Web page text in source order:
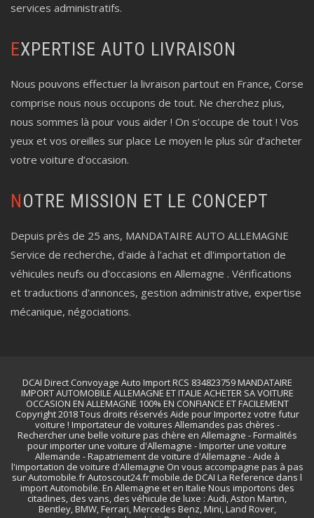
services administratifs.
EXPERTISE AUTO LIVRAISON
Nous pouvons effectuer la livraison partout en France, Corse
comprise nous nous occupons de tout. Ne cherchez plus,
nous sommes là pour vous aider ! On s’occupe de tout ! Vos
yeux et vos oreilles sur place Le moyen le plus sûr d’acheter
votre voiture d’occasion.
NOTRE MISSION ET LE CONCEPT
Depuis près de 25 ans, MANDATAIRE AUTO ALLEMAGNE
Service de recherche, d'aide à l'achat et dl'importation de
véhicules neufs ou d'occasions en Allemagne . Vérifications
et traductions d'annonces, gestion administrative, expertise
mécanique, négociations.
DCAI Direct Convoyage Auto Import RCS 834823759 MANDATAIRE
IMPORT AUTOMOBILE ALLEMAGNE ET ITALIE ACHETER SA VOITURE
OCCASION EN ALLEMAGNE 100% EN CONFIANCE ET FACILEMENT
Copyright 2018 Tous droits réservés Aide pour Importez votre futur
voiture ! Importateur de voitures Allemandes pas chères -
Rechercher une belle voiture pas chère en Allemagne - Formalités
pour importer une voiture d'Allemagne - Importer une voiture
Allemande - Rapatriement de voiture d'Allemagne - Aide à
l'importation de voiture d'Allemagne On vous accompagne pas à pas
sur Automobile.fr Autoscout24.fr mobile.de DCAI La Reference dans l
import Automobile. En Allemagne et en Italie Nous importons des
citadines, des vans, des véhicule de luxe : Audi, Aston Martin,
Bentley, BMW, Ferrari, Mercedes Benz, Mini, Land Rover,